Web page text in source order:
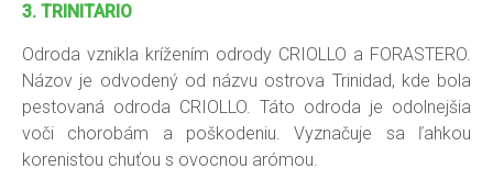
3. TRINITARIO
Odroda vznikla krížením odrody CRIOLLO a FORASTERO.
Názov je odvodený od názvu ostrova Trinidad, kde bola
pestovaná odroda CRIOLLO. Táto odroda je odolnejšia
voči chorobám a poškodeniu. Vyznačuje sa ľahkou
korenistou chuťou s ovocnou arómou.